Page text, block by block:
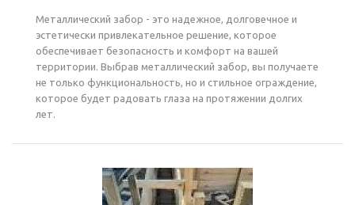
Металлический забор - это надежное, долговечное и
эстетически привлекательное решение, которое
обеспечивает безопасность и комфорт на вашей
территории. Выбрав металлический забор, вы получаете
не только функциональность, но и стильное ограждение,
которое будет радовать глаза на протяжении долгих
лет.